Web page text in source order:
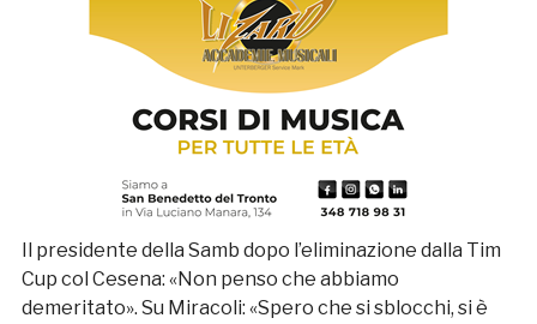
Il presidente della Samb dopo l’eliminazione dalla Tim
Cup col Cesena: «Non penso che abbiamo
demeritato». Su Miracoli: «Spero che si sblocchi, si è